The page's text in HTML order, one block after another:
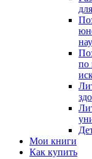
по
Мои книги
Как купить